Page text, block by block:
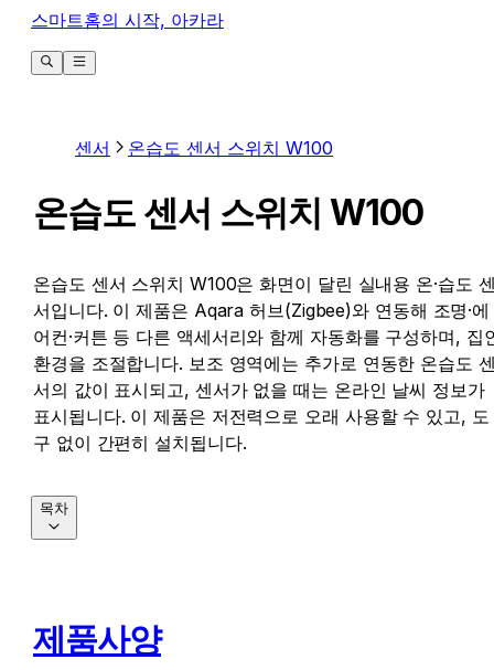
스마트홈의 시작, 아카라
센서 온습도 센서 스위치 W100
온습도 센서 스위치 W100
온습도 센서 스위치 W100은 화면이 달린 실내용 온·습도
서입니다. 이 제품은 Aqara 허브(Zigbee)와 연동해 조명·에
어컨·커튼 등 다른 액세서리와 함께 자동화를 구성하며, 집
환경을 조절합니다. 보조 영역에는 추가로 연동한 온습도
서의 값이 표시되고, 센서가 없을 때는 온라인 날씨 정보가
표시됩니다. 이 제품은 저전력으로 오래 사용할 수 있고, 도
구 없이 간편히 설치됩니다.
제품사양
목차